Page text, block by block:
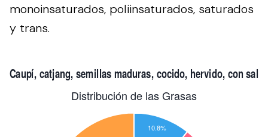
monoinsaturados, poliinsaturados, saturados
y trans.